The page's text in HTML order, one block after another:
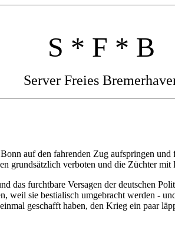
S * F * B
Server Freies
auf den fahrenden Zug aufspringen
grundsätzlich verboten und die Züchter
das furchtbare Versagen der deutschen
weil sie bestialisch umgebracht werden -
geschafft haben, den Krieg ein paar